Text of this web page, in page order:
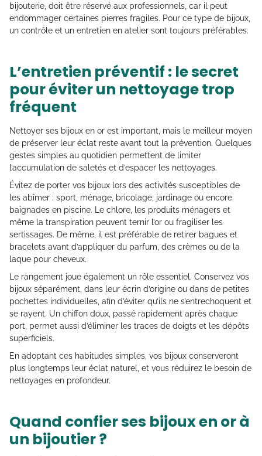
bijouterie, doit être réservé aux professionnels, car il peut
endommager certaines pierres fragiles. Pour ce type de bijoux,
un contrôle et un entretien en atelier sont toujours préférables.
L’entretien préventif : le secret
pour éviter un nettoyage trop
fréquent
Nettoyer ses bijoux en or est important, mais le meilleur moyen
de préserver leur éclat reste avant tout la prévention. Quelques
gestes simples au quotidien permettent de limiter
l’accumulation de saletés et d’espacer les nettoyages.
Évitez de porter vos bijoux lors des activités susceptibles de
les abîmer : sport, ménage, bricolage, jardinage ou encore
baignades en piscine. Le chlore, les produits ménagers et
même la transpiration peuvent ternir l’or ou fragiliser les
sertissages. De même, il est préférable de retirer bagues et
bracelets avant d’appliquer du parfum, des crèmes ou de la
laque pour cheveux.
Le rangement joue également un rôle essentiel. Conservez vos
bijoux séparément, dans leur écrin d’origine ou dans de petites
pochettes individuelles, afin d’éviter qu’ils ne s’entrechoquent et
se rayent. Un chiffon doux, passé rapidement après chaque
port, permet aussi d’éliminer les traces de doigts et les dépôts
superficiels.
En adoptant ces habitudes simples, vos bijoux conserveront
plus longtemps leur éclat naturel, et vous réduirez le besoin de
nettoyages en profondeur.
Quand confier ses bijoux en or à
un bijoutier ?